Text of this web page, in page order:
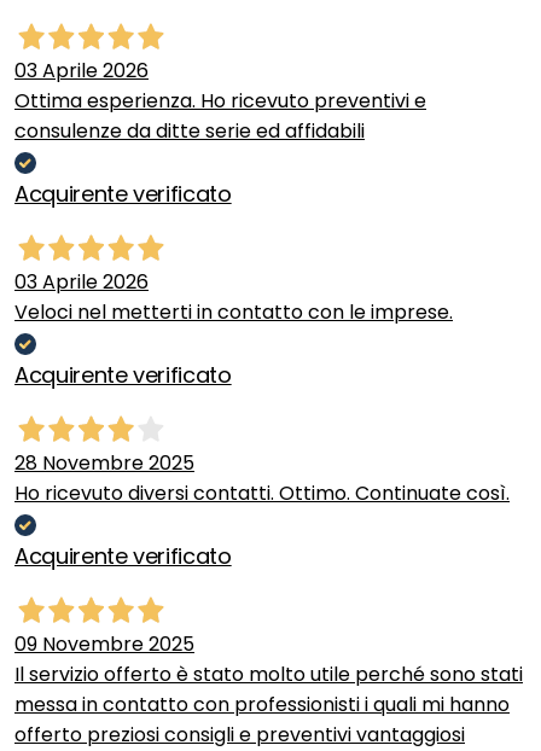
03 Aprile 2026
Ottima esperienza. Ho ricevuto preventivi e
consulenze da ditte serie ed affidabili
Acquirente verificato
03 Aprile 2026
Veloci nel metterti in contatto con le imprese.
Acquirente verificato
28 Novembre 2025
Ho ricevuto diversi contatti. Ottimo. Continuate così.
Acquirente verificato
09 Novembre 2025
Il servizio offerto è stato molto utile perché sono stati
messa in contatto con professionisti i quali mi hanno
offerto preziosi consigli e preventivi vantaggiosi